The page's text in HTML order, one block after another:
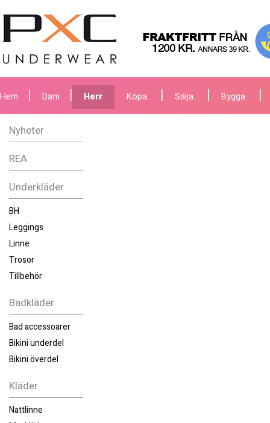
Hem Dam Herr Köpa.. Sälja.. Bygga..
Nyheter
REA
Underkläder
BH
Leggings
Linne
Trosor
Tillbehör
Badkläder
Bad accessoarer
Bikini underdel
Bikini överdel
Kläder
Nattlinne